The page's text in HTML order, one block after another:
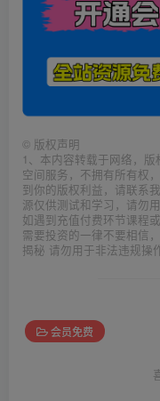
© 版权声明
1、本内容转载于网络，
空间服务，不拥有所有权
到你的版权利益，请联系
源仅供测试和学习，请勿
如遇到充值付费环节课程
需要投资的一律不要相信
揭秘 请勿用于非法违规操
会员免费